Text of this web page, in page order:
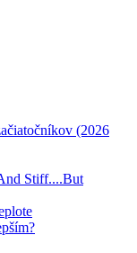
(2026
Stiff....But